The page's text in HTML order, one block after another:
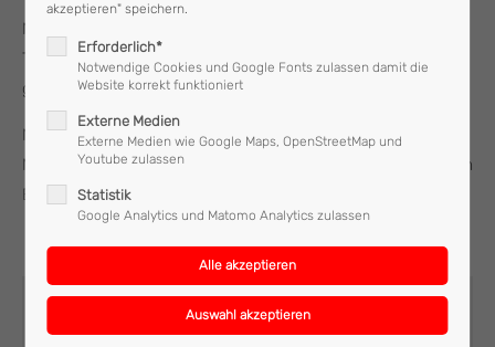
Nach einer Kollision von zwei PKWs musste die Straße von
Teilen befreit und von ausgetretenen Flüssigkeiten
gesäubert werden.
Nach einer halben Stunde rückte die Feuerwehr
Mattighofen, welche mit zwei Mann und zwei Fahrzeugen im
Einsatz stand, wieder ins Feuerwehrhaus ein.
akzeptieren" speichern.
Erforderlich*
Notwendige Cookies und Google Fonts zulassen damit die
Website korrekt funktioniert
Externe Medien
Externe Medien wie Google Maps, OpenStreetMap und
Youtube zulassen
Statistik
Google Analytics und Matomo Analytics zulassen